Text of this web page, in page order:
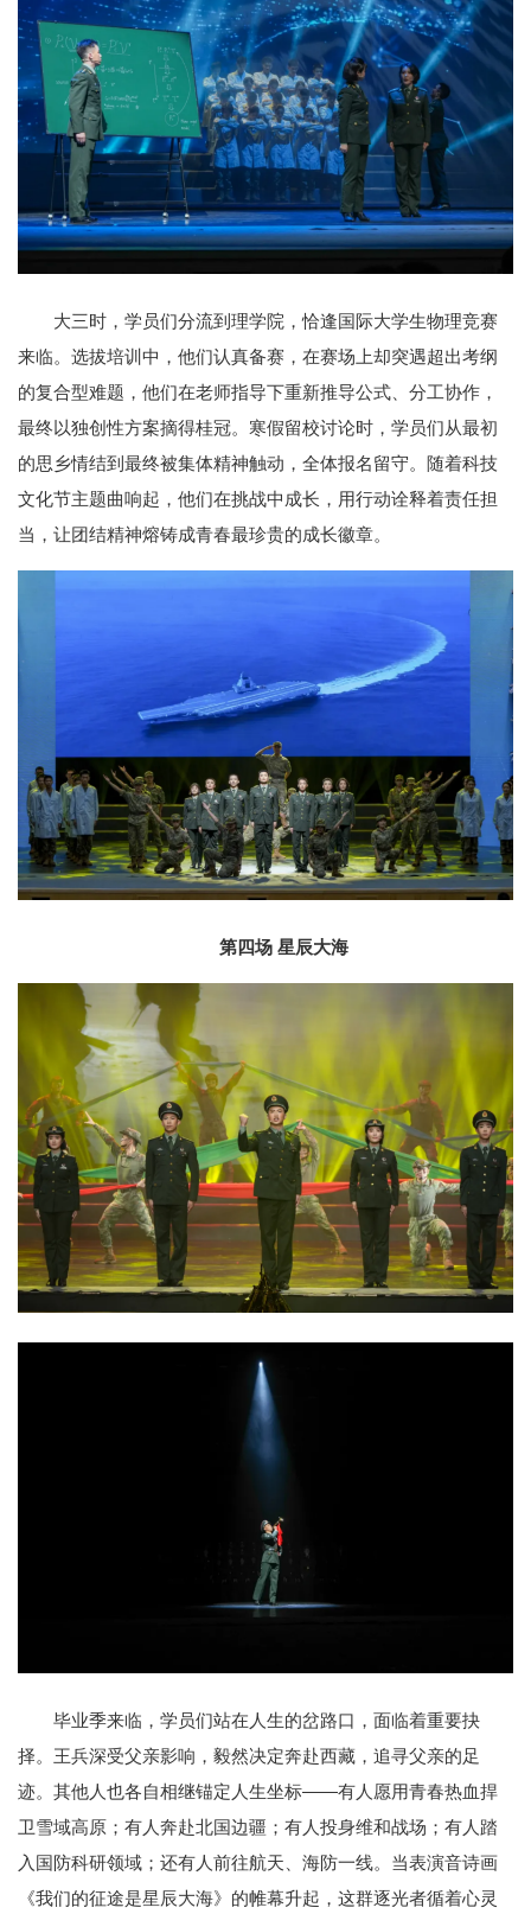
大三时，学员们分流到理学院，恰逢国际大学生物理竞赛
来临。选拔培训中，他们认真备赛，在赛场上却突遇超出考纲
的复合型难题，他们在老师指导下重新推导公式、分工协作，
最终以独创性方案摘得桂冠。寒假留校讨论时，学员们从最初
的思乡情结到最终被集体精神触动，全体报名留守。随着科技
文化节主题曲响起，他们在挑战中成长，用行动诠释着责任担
当，让团结精神熔铸成青春最珍贵的成长徽章。
第四场 星辰大海
毕业季来临，学员们站在人生的岔路口，面临着重要抉
择。王兵深受父亲影响，毅然决定奔赴西藏，追寻父亲的足
迹。其他人也各自相继锚定人生坐标——有人愿用青春热血捍
卫雪域高原；有人奔赴北国边疆；有人投身维和战场；有人踏
入国防科研领域；还有人前往航天、海防一线。当表演音诗画
《我们的征途是星辰大海》的帷幕升起，这群逐光者循着心灵